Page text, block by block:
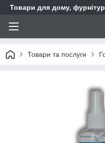
Товари для дому,
Товари та послуги